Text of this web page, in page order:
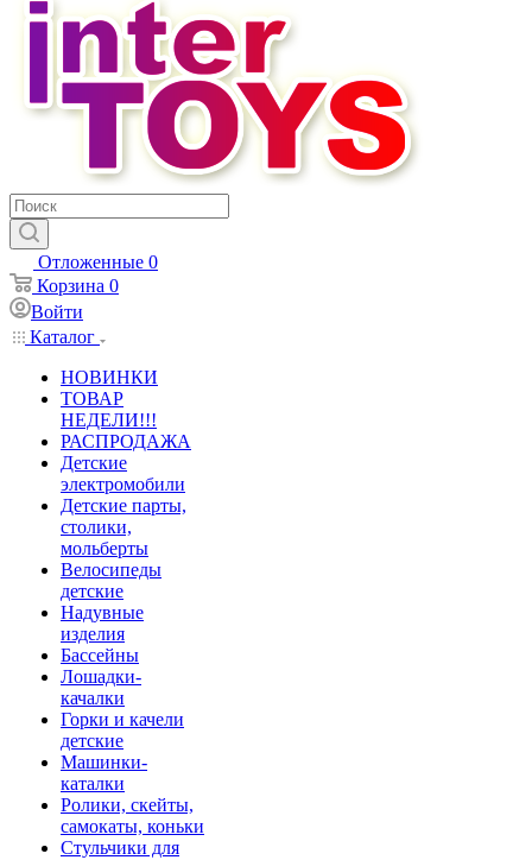
Отложенные 0
Корзина 0
Войти
Каталог
НОВИНКИ
ТОВАР
НЕДЕЛИ!!!
РАСПРОДАЖА
Детские
электромобили
Детские парты,
столики,
мольберты
Велосипеды
детские
Надувные
изделия
Бассейны
Лошадки-
качалки
Горки и качели
детские
Машинки-
каталки
Ролики, скейты,
самокаты, коньки
Стульчики для